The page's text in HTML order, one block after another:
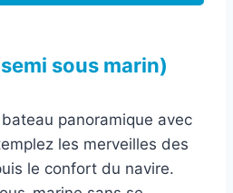
sous marin)
panoramique avec
les merveilles des
le confort du navire.